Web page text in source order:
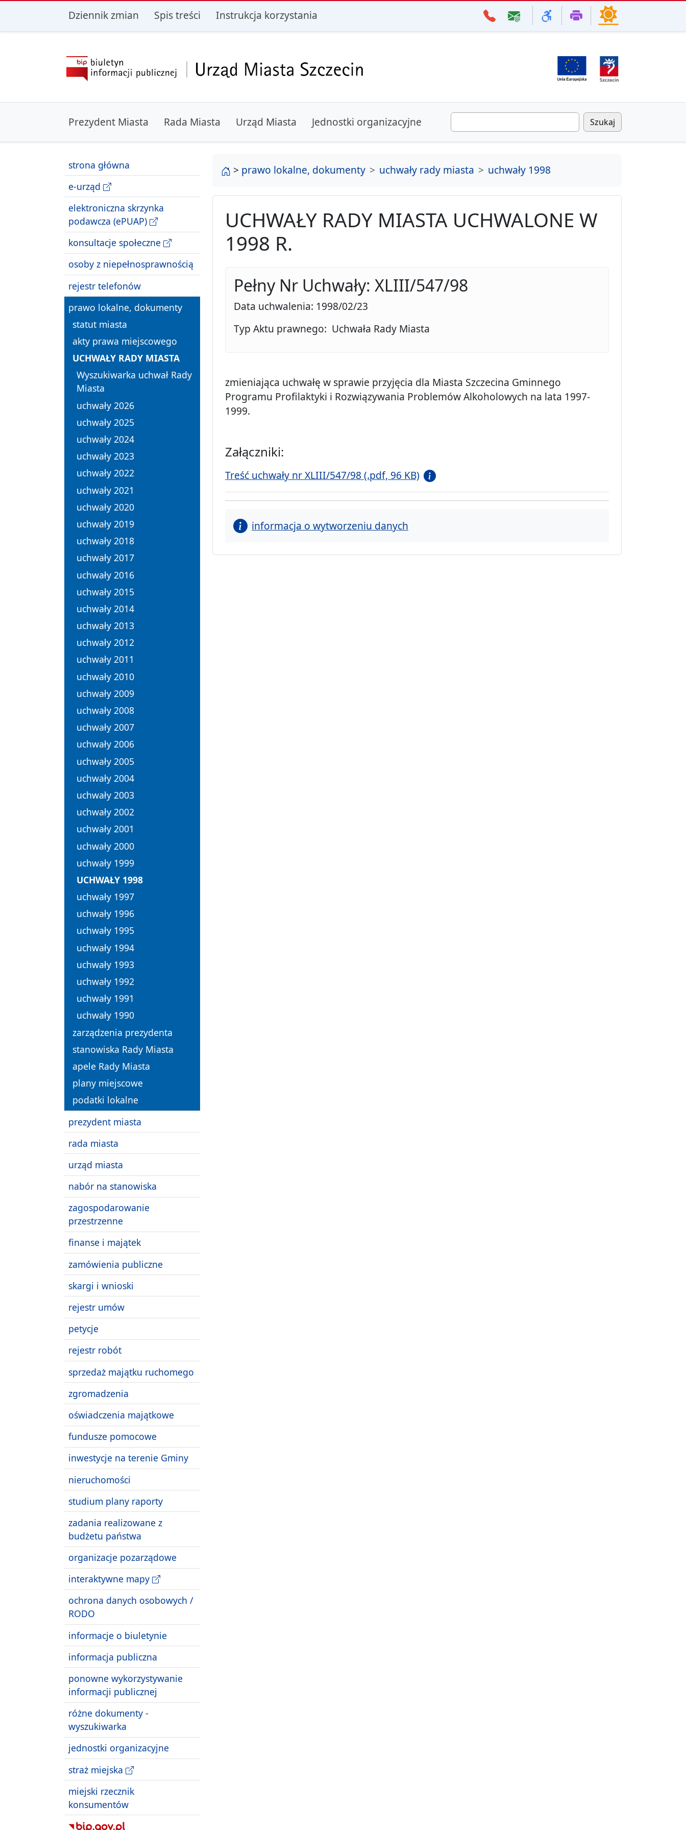
przejdź do głównego menu przejdź do treści
Dziennik zmian Spis treści Instrukcja korzystania
Prezydent Miasta Rada Miasta Urząd Miasta Jednostki organizacyjne Szukaj
strona główna
e-urząd
elektroniczna skrzynka
podawcza (ePUAP)
konsultacje społeczne
osoby z niepełnosprawnością
rejestr telefonów
prawo lokalne, dokumenty
statut miasta
akty prawa miejscowego
UCHWAŁY RADY MIASTA
Wyszukiwarka uchwał Rady
Miasta
uchwały 2026
uchwały 2025
uchwały 2024
uchwały 2023
uchwały 2022
uchwały 2021
uchwały 2020
uchwały 2019
uchwały 2018
uchwały 2017
uchwały 2016
uchwały 2015
uchwały 2014
uchwały 2013
uchwały 2012
uchwały 2011
uchwały 2010
uchwały 2009
uchwały 2008
uchwały 2007
uchwały 2006
uchwały 2005
uchwały 2004
uchwały 2003
uchwały 2002
uchwały 2001
uchwały 2000
uchwały 1999
UCHWAŁY 1998
uchwały 1997
uchwały 1996
uchwały 1995
uchwały 1994
uchwały 1993
uchwały 1992
uchwały 1991
uchwały 1990
zarządzenia prezydenta
stanowiska Rady Miasta
apele Rady Miasta
plany miejscowe
podatki lokalne
prezydent miasta
rada miasta
urząd miasta
nabór na stanowiska
zagospodarowanie
przestrzenne
finanse i majątek
zamówienia publiczne
skargi i wnioski
rejestr umów
petycje
rejestr robót
sprzedaż majątku ruchomego
zgromadzenia
oświadczenia majątkowe
fundusze pomocowe
inwestycje na terenie Gminy
nieruchomości
studium plany raporty
zadania realizowane z
budżetu państwa
organizacje pozarządowe
interaktywne mapy
ochrona danych osobowych /
RODO
informacje o biuletynie
informacja publiczna
ponowne wykorzystywanie
informacji publicznej
różne dokumenty -
wyszukiwarka
jednostki organizacyjne
straż miejska
miejski rzecznik
konsumentów
strona główna
> prawo lokalne, dokumenty uchwały rady miasta uchwały 1998
UCHWAŁY RADY MIASTA UCHWALONE W
1998 R.
Pełny Nr Uchwały: XLIII/547/98
Data uchwalenia: 1998/02/23
Typ Aktu prawnego: Uchwała Rady Miasta
zmieniająca uchwałę w sprawie przyjęcia dla Miasta Szczecina Gminnego
Programu Profilaktyki i Rozwiązywania Problemów Alkoholowych na lata 1997-
1999.
Załączniki:
Treść uchwały nr XLIII/547/98 (.pdf, 96 KB)
informacja o wytworzeniu danych